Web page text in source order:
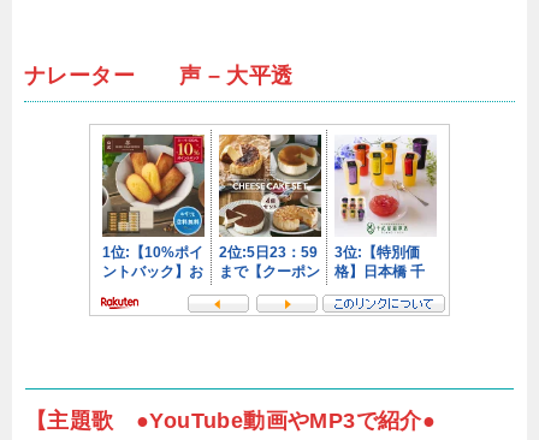
ナレーター 声 – 大平透
【主題歌 ●YouTube動画やMP3で紹介●